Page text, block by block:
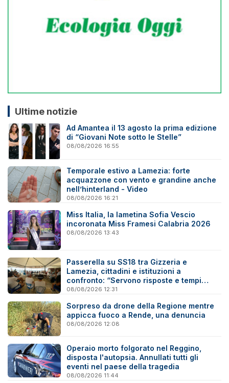
Ultime notizie
Ad Amantea il 13 agosto la prima edizione
di “Giovani Note sotto le Stelle”
08/08/2026 16:55
Temporale estivo a Lamezia: forte
acquazzone con vento e grandine anche
nell’hinterland - Video
08/08/2026 16:21
Miss Italia, la lametina Sofia Vescio
incoronata Miss Framesi Calabria 2026
08/08/2026 13:43
Passerella su SS18 tra Gizzeria e
Lamezia, cittadini e istituzioni a
confronto: “Servono risposte e tempi
certi”
08/08/2026 12:31
Sorpreso da drone della Regione mentre
appicca fuoco a Rende, una denuncia
08/08/2026 12:08
Operaio morto folgorato nel Reggino,
disposta l'autopsia. Annullati tutti gli
eventi nel paese della tragedia
08/08/2026 11:44